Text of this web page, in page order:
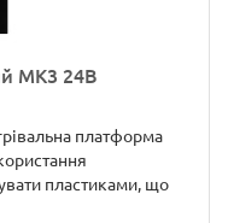
MK3 24В
платформа
пластиками, що